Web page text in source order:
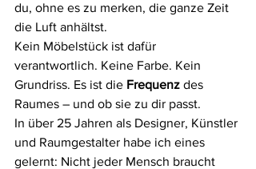
du, ohne es zu merken, die ganze Zeit
die Luft anhältst.
Kein Möbelstück ist dafür
verantwortlich. Keine Farbe. Kein
Grundriss. Es ist die Frequenz des
Raumes – und ob sie zu dir passt.
In über 25 Jahren als Designer, Künstler
und Raumgestalter habe ich eines
gelernt: Nicht jeder Mensch braucht